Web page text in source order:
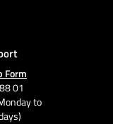
Form
01
to